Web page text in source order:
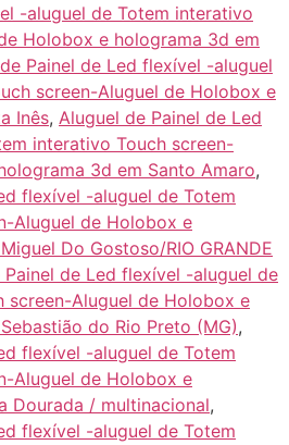
-aluguel de Totem interativo
Holobox e holograma 3d em
Painel de Led flexível -aluguel
screen-Aluguel de Holobox e
Inês, Aluguel de Painel de Led
interativo Touch screen-
3d em Santo Amaro,
flexível -aluguel de Totem
Aluguel de Holobox e
Do Gostoso/RIO GRANDE
Painel de Led flexível -aluguel de
screen-Aluguel de Holobox e
do Rio Preto (MG),
flexível -aluguel de Totem
Aluguel de Holobox e
Dourada / multinacional,
flexível -aluguel de Totem